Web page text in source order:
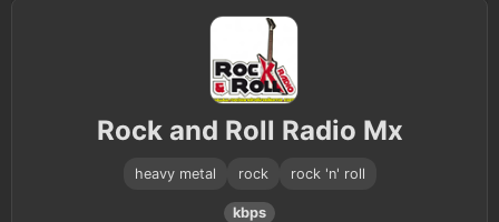
Rock and Roll Radio Mx
heavy metal rock rock 'n' roll
kbps